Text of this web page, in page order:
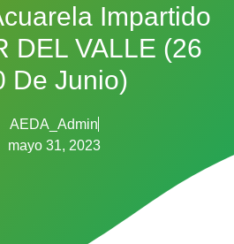
Impartido
DEL VALLE (26
De Junio)
AEDA_Admin
mayo 31, 2023